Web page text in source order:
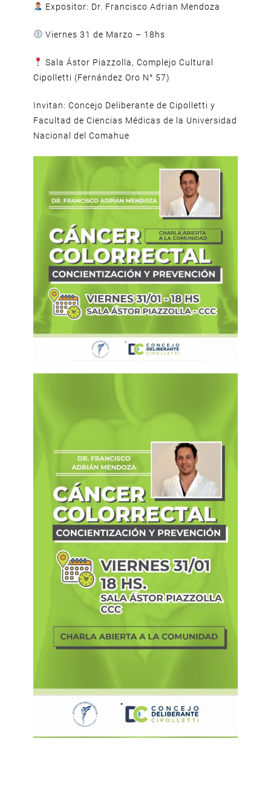
Expositor: Dr. Francisco Adrian Mendoza
Viernes 31 de Marzo – 18hs
Sala Ástor Piazzolla, Complejo Cultural
Cipolletti (Fernández Oro N° 57)
Invitan: Concejo Deliberante de Cipolletti y
Facultad de Ciencias Médicas de la Universidad
Nacional del Comahue